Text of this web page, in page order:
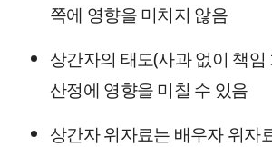
쪽에 영향을 미치지 않음
상간자의 태도(사과 없이 책임
산정에 영향을 미칠 수 있음
상간자 위자료는 배우자 위자